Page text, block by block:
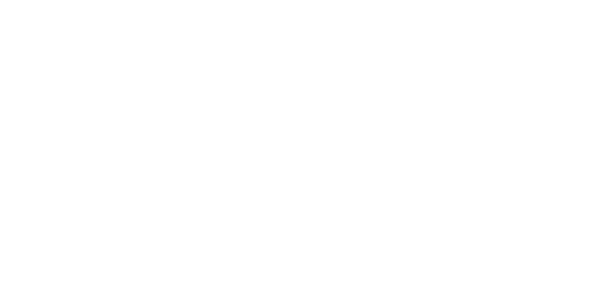
für unsere täglichen Tauchausfahrten im September 2024!
auf unseren mehrtägigen Minisafaris halten sie euch stets auf dem Laufenden. Egal, ob Early Morning Dive oder
Abu Nuhas oder an der Thistlegorm stehen auf dem Programm. Ob im Norden oder Süden, ihr seid mit an Bord!
erscheinen täglich! 365 Tage im Jahr könnt ihr mit uns zusammen auf die Reise gehen und im
täglichen Tauchausfahrten!